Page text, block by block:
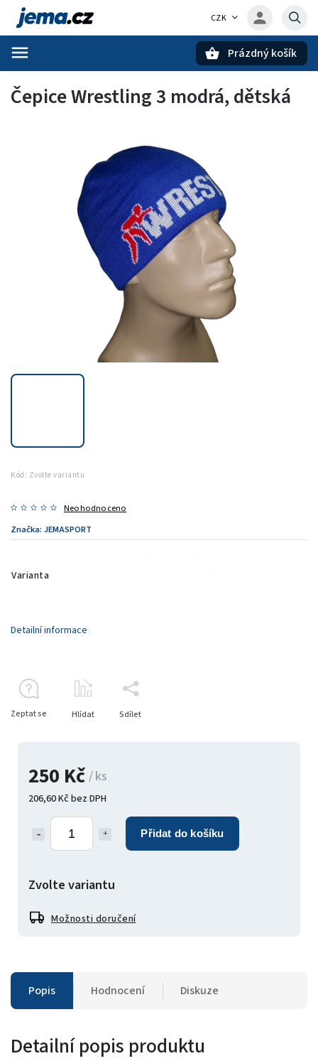
CZK
Prázdný košík
Čepice Wrestling 3 modrá, dětská
Kód: Zvolte variantu
Neohodnoceno
Značka: JEMASPORT
Varianta
250 Kč / ks
206,60 Kč bez DPH
Přidat do košíku
Zvolte variantu
Možnosti doručení
Detailní informace
Zeptat se Hlídat Sdílet
Popis Hodnocení Diskuze
Detailní popis produktu